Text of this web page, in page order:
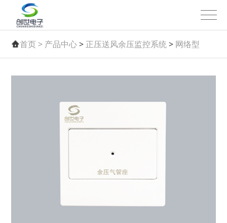
首页 > 产品中心> 正压送风余压监控系统> 网络型